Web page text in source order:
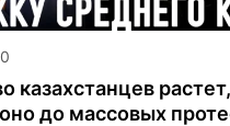
казахстанцев
до массовых